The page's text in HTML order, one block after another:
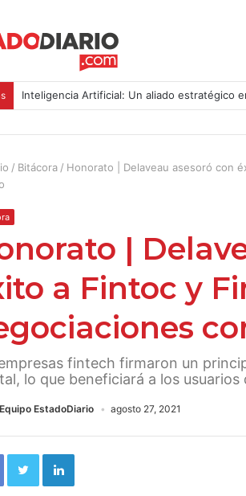
Inteligencia Artificial: Un aliado estratégico
/ Bitácora / Honorato | Delaveau asesoró con
|
a Fintoc y
fintech firmaron un
lo que beneficiará a los
Equipo EstadoDiario agosto 27, 2021